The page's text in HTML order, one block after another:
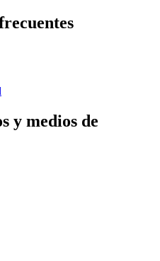
y medios de